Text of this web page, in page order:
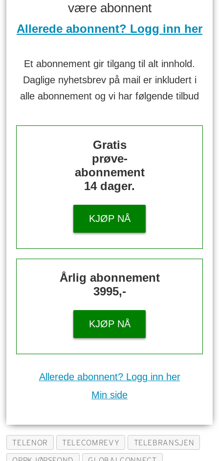
være abonnent
Allerede abonnent? Logg inn her
Et abonnement gir tilgang til alt innhold.
Daglige nyhetsbrev på mail er inkludert i
alle abonnement og vi har følgende tilbud
Gratis
prøve-
abonnement
14 dager.
KJØP NÅ
Årlig abonnement
3995,-
KJØP NÅ
Allerede abonnent? Logg inn her
Min side
TELENOR TELECOMREVY TELEBRANSJEN